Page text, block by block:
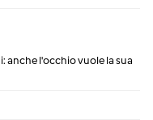
anche l'occhio vuole la sua